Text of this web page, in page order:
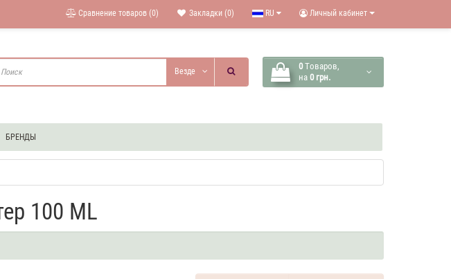
Личный кабинет
RU
Закладки (0)
Сравнение товаров (0)
0 Tоваров,
на 0 грн.
Везде
БРЕНДЫ
100 ML